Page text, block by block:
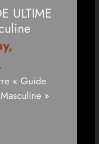
ULTIME
« Guide
»